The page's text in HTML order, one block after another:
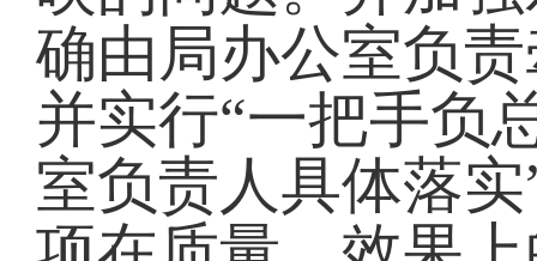
确由局办公室负
并实行“一把手负
室负责人具体落